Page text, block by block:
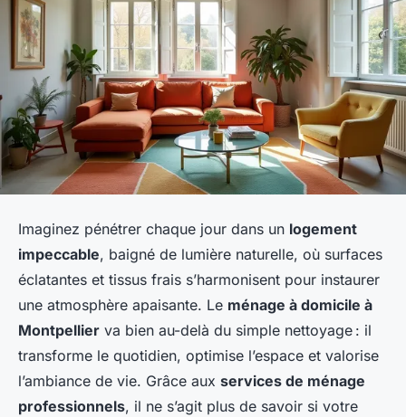
Imaginez pénétrer chaque jour dans un logement
impeccable, baigné de lumière naturelle, où surfaces
éclatantes et tissus frais s’harmonisent pour instaurer
une atmosphère apaisante. Le ménage à domicile à
Montpellier va bien au-delà du simple nettoyage : il
transforme le quotidien, optimise l’espace et valorise
l’ambiance de vie. Grâce aux services de ménage
professionnels, il ne s’agit plus de savoir si votre